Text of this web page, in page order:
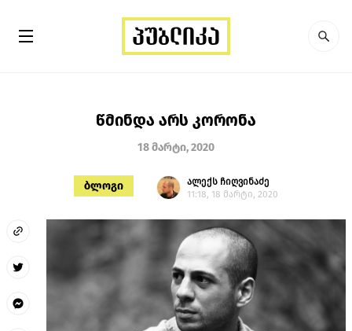
წმინდა არს კორონა
18 მარტი, 2020
ბლოგი
ალექს ჩიღვინაძე
11:18, 18 მარტი, 2020